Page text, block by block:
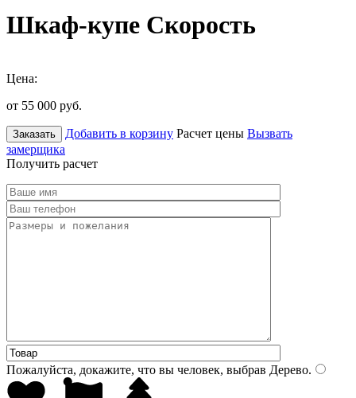
Шкаф-купе Скорость
Цена:
от 55 000 руб.
Заказать Добавить в корзину Расчет цены Вызвать
замерщика
Получить расчет
Пожалуйста, докажите, что вы человек, выбрав Дерево.